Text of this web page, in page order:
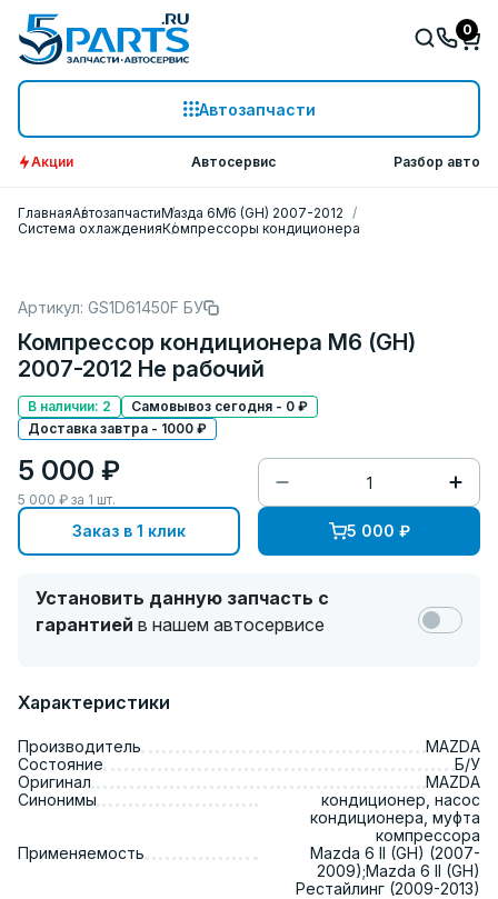
Автозапчасти
0
Акции Автосервис Разбор авто
ГлавнаяАвтозапчастиМазда 6M6 (GH) 2007-2012
Система охлажденияКомпрессоры кондиционера
Артикул: GS1D61450F БУ
Компрессор кондиционера M6 (GH)
2007-2012 Не рабочий
В наличии: 2
Самовывоз сегодня - 0 ₽
Доставка завтра - 1000 ₽
5 000 ₽
5 000 ₽ за 1 шт.
Заказ в 1 клик 5 000 ₽
Установить данную запчасть с
гарантией в нашем автосервисе
Характеристики
Производитель
MAZDA
Состояние
Б/У
Оригинал
MAZDA
Синонимы
кондиционер, насос
кондиционера, муфта
компрессора
Применяемость
Mazda 6 II (GH) (2007-
2009);Mazda 6 II (GH)
Рестайлинг (2009-2013)